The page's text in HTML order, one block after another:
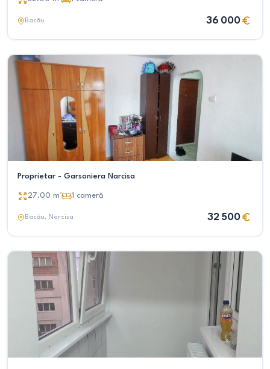
Bacău 36 000
Proprietar - Garsoniera Narcisa
27.00 m² 1 cameră
Bacău, Narcisa 32 500